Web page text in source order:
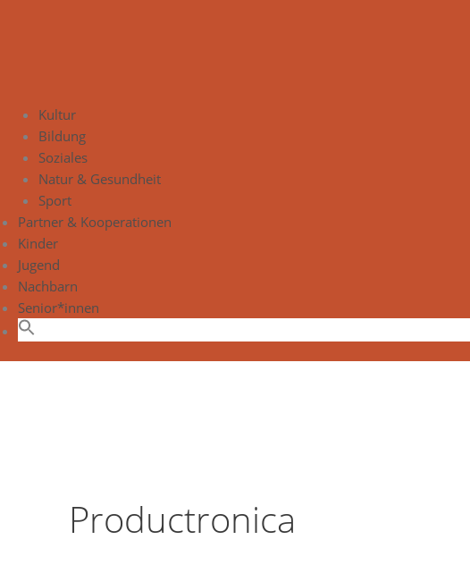
Kultur
Bildung
Soziales
Natur & Gesundheit
Sport
Partner & Kooperationen
Kinder
Jugend
Nachbarn
Senior*innen
Productronica